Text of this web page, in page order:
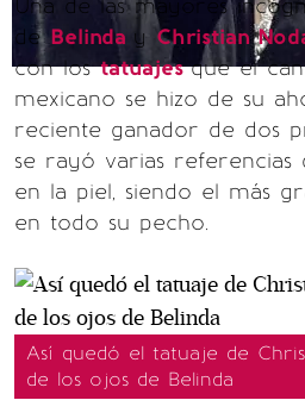
Una de las mayores
de Belinda y Christian
con lostatuajesque el
mexicano se hizo de su
reciente ganador de dos
se rayó varias referencias
en la piel, siendo el más
en todo su pecho.
Así quedó el tatuaje de
de los ojos de Belinda